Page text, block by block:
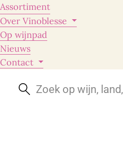
Assortiment
Over Vinoblesse
Op wijnpad
Nieuws
Contact